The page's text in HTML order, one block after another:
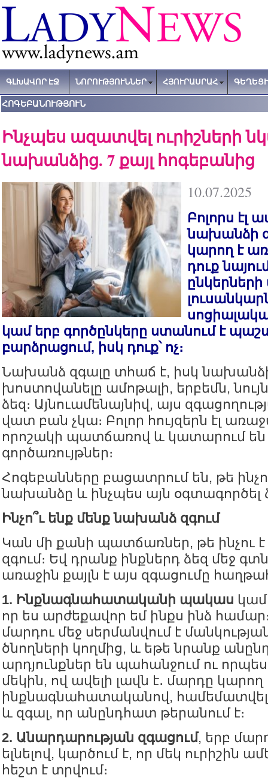
ԳԼԽԱՎՈՐ ԷՋ ՆՈՐՈՒԹՅՈՒՆՆԵՐ ՀՅՈՒՐԱՍՐԱՀ
ՀՈԳԵԲԱՆՈՒԹՅՈՒՆ
Ինչպես ազատվել ուրիշների
նախանձից. 7 քայլ հոգեբանից
10.07.2025
Բոլորս էլ
նախանձի
կարող է
դուք
կամ երբ գործընկերը ստանում է
բարձրացում, իսկ դուք՝ ոչ։
Նախանձ զգալը տհաճ է, իսկ
խոստովանելը ամոթալի, երբեմն,
ձեզ։ Այնուամենայնիվ, այս
վատ բան չկա։ Բոլոր հույզերն էլ
որոշակի պատճառով և կատարում
գործառույթներ։
Հոգեբանները բացատրում են, թե
նախանձը և ինչպես այն օգտագործել
Ինչո՞ւ ենք մենք նախանձ զգում
Կան մի քանի պատճառներ, թե ինչու
զգում։ Եվ դրանք ինքներդ ձեզ մեջ
առաջին քայլն է այս զգացումը
1. Ինքնագնահատականի պակաս կամ
որ ես արժեքավոր եմ ինքս ինձ
մարդու մեջ սերմանվում է
ծնողների կողմից, և եթե նրանք
արդյունքներ են պահանջում ու
մեկին, ով ավելի լավն է․ մարդը
ինքնագնահատականով, համեմատվել
և զգալ, որ անընդհատ թերանում է։
2. Անարդարության զգացում, երբ
ելնելով, կարծում է, որ մեկ ուրիշին
հեշտ է տրվում։